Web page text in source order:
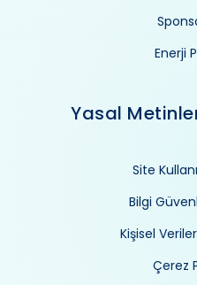
Enerji
Yasal
Site
Bilgi
Kişisel
Çerez